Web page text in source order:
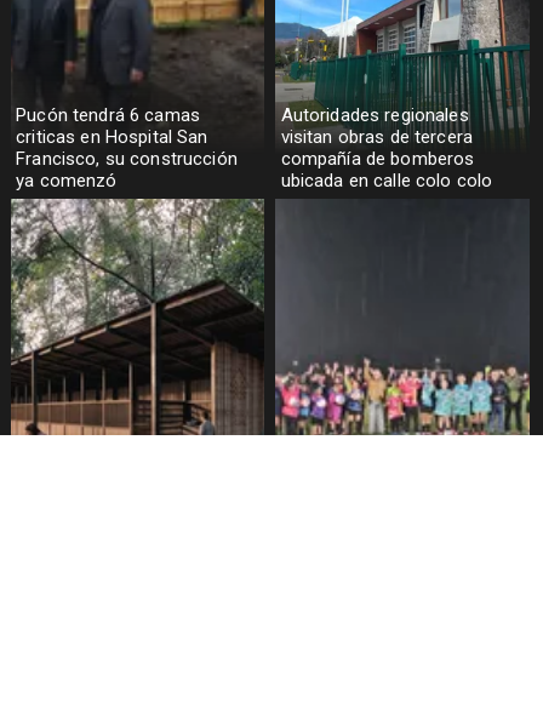
Pucón tendrá 6 camas
criticas en Hospital San
Francisco, su construcción
ya comenzó
Autoridades regionales
visitan obras de tercera
compañía de bomberos
ubicada en calle colo colo